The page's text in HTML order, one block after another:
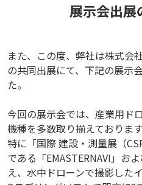
展示会出展
また、この度、弊社は株式会
の共同出展にて、下記の展示
た。
今回の展示会では、産業用ド
機種を多数取り揃えております
特に「国際 建設・測量展（
である「EMASTERNAVI」お
え、水中ドローンで撮影した